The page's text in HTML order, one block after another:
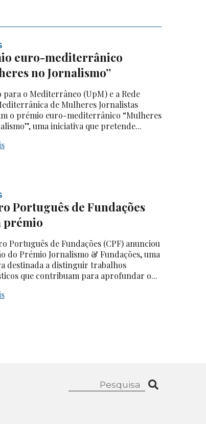
euro-mediterrânico
no Jornalismo”
para o Mediterrâneo (UpM) e a Rede
de Mulheres Jornalistas
o prémio euro-mediterrânico “Mulheres
uma iniciativa que pretende...
Português de Fundações
prémio
Português de Fundações (CPF) anunciou
do Prémio Jornalismo & Fundações, uma
destinada a distinguir trabalhos
que contribuam para aprofundar o...